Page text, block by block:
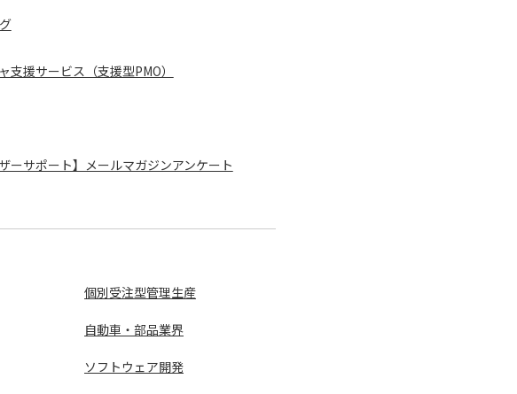
支援サービス（支援型PMO）
ーサポート】メールマガジンアンケート
個別受注型管理生産
自動車・部品業界
ソフトウェア開発